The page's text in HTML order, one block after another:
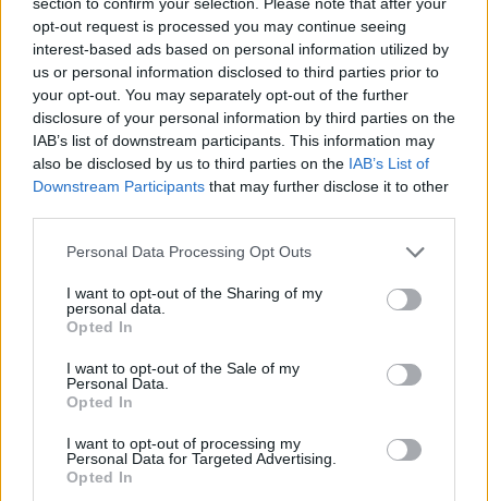
opt-out request is processed you may continue seeing
interest-based ads based on personal information utilized by
us or personal information disclosed to third parties prior to
your opt-out. You may separately opt-out of the further
disclosure of your personal information by third parties on the
IAB’s list of downstream participants. This information may
also be disclosed by us to third parties on the IAB’s List of
Downstream Participants that may further disclose it to other
Please note that this website/app uses one or more Google
not limited to your visit or usage behaviour. You may click to
grant or deny consent to Google and its third-party tags to
use your data for below specified purposes in below Google
consent section.
Personal Data Processing Opt Outs
I want to opt-out of the Sharing of my
personal data.
Opted In
I want to opt-out of the Sale of my
Personal Data.
Opted In
I want to opt-out of processing my
Personal Data for Targeted Advertising.
Opted In
Ricevi le nostre ultime news
daGoogle News
Condividi l'articolo
F
a
ce
b
o
o
k
T
w
it
te
r
Pi
n
re
W
h
s
p
p
S
h
re
Prossimo articolo
NOTIZIE RECENTI